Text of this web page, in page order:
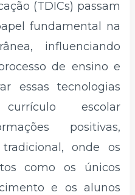
(TDICs) passam
fundamental na
influenciando
de ensino e
essas tecnologias
escolar
positivas,
onde os
como os únicos
e os alunos